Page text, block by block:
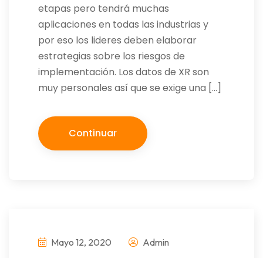
etapas pero tendrá muchas
aplicaciones en todas las industrias y
por eso los lideres deben elaborar
estrategias sobre los riesgos de
implementación. Los datos de XR son
muy personales así que se exige una […]
Continuar
Mayo 12, 2020 Admin